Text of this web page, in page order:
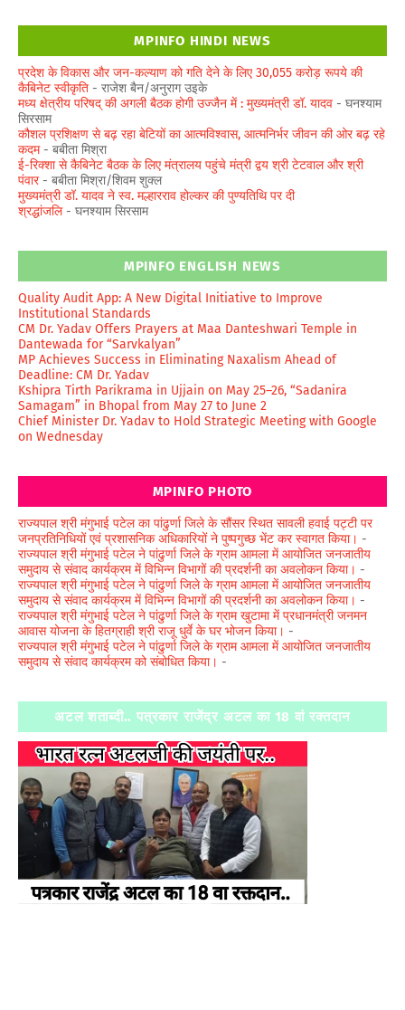
MPINFO HINDI NEWS
प्रदेश के विकास और जन-कल्याण को गति देने के लिए 30,055 करोड़ रूपये की
कैबिनेट स्वीकृति - राजेश बैन/अनुराग उइके
मध्य क्षेत्रीय परिषद् की अगली बैठक होगी उज्जैन में : मुख्यमंत्री डॉ. यादव - घनश्याम
सिरसाम
कौशल प्रशिक्षण से बढ़ रहा बेटियों का आत्मविश्वास, आत्मनिर्भर जीवन की ओर बढ़ रहे
कदम- बबीता मिश्रा
ई-रिक्शा से कैबिनेट बैठक के लिए मंत्रालय पहुंचे मंत्री द्वय श्री टेटवाल और श्री
पंवार- बबीता मिश्रा/शिवम शुक्ल
मुख्यमंत्री डॉ. यादव ने स्व. मल्हारराव होल्कर की पुण्यतिथि पर दी
श्रद्धांजलि- घनश्याम सिरसाम
MPINFO ENGLISH NEWS
Quality Audit App: A New Digital Initiative to Improve
Institutional Standards
CM Dr. Yadav Offers Prayers at Maa Danteshwari Temple in
Dantewada for “Sarvkalyan”
MP Achieves Success in Eliminating Naxalism Ahead of
Deadline: CM Dr. Yadav
Kshipra Tirth Parikrama in Ujjain on May 25–26, “Sadanira
Samagam” in Bhopal from May 27 to June 2
Chief Minister Dr. Yadav to Hold Strategic Meeting with Google
on Wednesday
MPINFO PHOTO
राज्यपाल श्री मंगुभाई पटेल का पांढुर्णा जिले के सौंसर स्थित सावली हवाई पट्टी पर
जनप्रतिनिधियों एवं प्रशासनिक अधिकारियों ने पुष्पगुच्छ भेंट कर स्वागत किया। -
राज्यपाल श्री मंगुभाई पटेल ने पांढुर्णा जिले के ग्राम आमला में आयोजित जनजातीय
समुदाय से संवाद कार्यक्रम में विभिन्न विभागों की प्रदर्शनी का अवलोकन किया। -
राज्यपाल श्री मंगुभाई पटेल ने पांढुर्णा जिले के ग्राम आमला में आयोजित जनजातीय
समुदाय से संवाद कार्यक्रम में विभिन्न विभागों की प्रदर्शनी का अवलोकन किया। -
राज्यपाल श्री मंगुभाई पटेल ने पांढुर्णा जिले के ग्राम खुटामा में प्रधानमंत्री जनमन
आवास योजना के हितग्राही श्री राजू धुर्वे के घर भोजन किया। -
राज्यपाल श्री मंगुभाई पटेल ने पांढुर्णा जिले के ग्राम आमला में आयोजित जनजातीय
समुदाय से संवाद कार्यक्रम को संबोधित किया। -
अटल शताब्दी.. पत्रकार राजेंद्र अटल का 18 वां रक्तदान